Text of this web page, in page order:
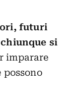
futuri
si
imparare
possono